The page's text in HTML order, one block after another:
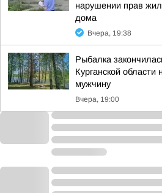
нарушении прав
дома
Вчера, 19:38
Рыбалка
Курганской
мужчину
Вчера, 19:00